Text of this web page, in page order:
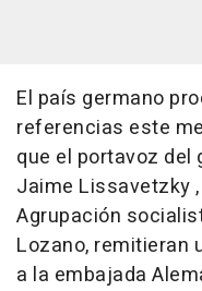
El país germano
referencias este
que el portavoz
Jaime Lissavetzky
Agrupación
Lozano, remitieran
a la embajada